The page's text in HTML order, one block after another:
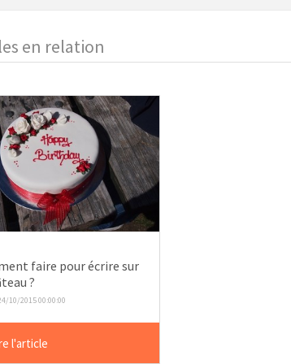
en relation
faire pour écrire sur
?
10/2015 00:00:00
l'article